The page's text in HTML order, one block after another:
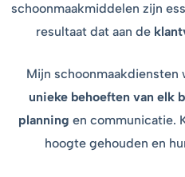
schoonmaakmiddelen zijn
resultaat dat aan de
Mijn schoonmaakdiensten
unieke behoeften van elk
planning en communicatie.
hoogte gehouden en